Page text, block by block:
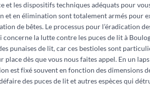
et les dispositifs techniques adéquats pour
et en élimination sont totalement armés pour
de bêtes. Le processus pour l’éradication
concerne la lutte contre les puces de lit à
punaises de lit, car ces bestioles sont
place dès que vous nous faites appel. En un
est fixé souvent en fonction des dimensions
des puces de lit et autres espèces qui